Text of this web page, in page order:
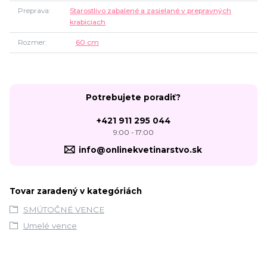
Preprava
Starostlivo zabalené a zasielané v prepravných
krabiciach
Rozmer 60 cm
Potrebujete poradiť?
+421 911 295 044
9:00 - 17:00
info@onlinekvetinarstvo.sk
Tovar zaradený v kategóriách
SMÚTOČNÉ VENCE
Umelé vence